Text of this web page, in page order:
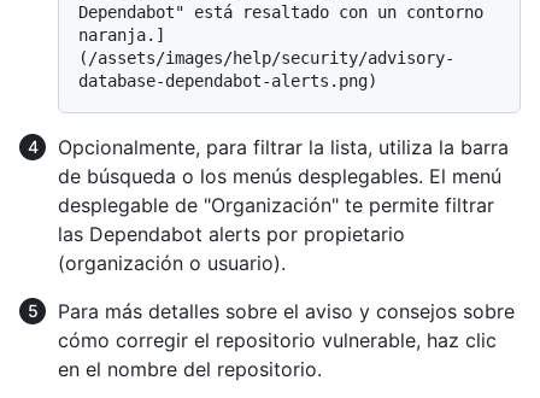
Dependabot" está resaltado con un contorno
naranja.]
(/assets/images/help/security/advisory-
Opcionalmente, para filtrar la lista, utiliza la barra
de búsqueda o los menús desplegables. El menú
desplegable de "Organización" te permite filtrar
las Dependabot alerts por propietario
(organización o usuario).
Para más detalles sobre el aviso y consejos sobre
cómo corregir el repositorio vulnerable, haz clic
en el nombre del repositorio.